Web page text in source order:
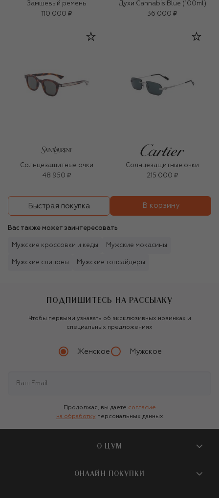
Замшевый ремень
110 000 ₽
Духи Cannabis Blue (100ml)
36 000 ₽
Солнцезащитные очки
48 950 ₽
Солнцезащитные очки
215 000 ₽
Быстрая покупка В корзину
Вас также может заинтересовать
Мужские кроссовки и кеды Мужские мокасины
Мужские слипоны Мужские топсайдеры
ПОДПИШИТЕСЬ НА РАССЫЛКУ
Чтобы первыми узнавать об эксклюзивных новинках и
специальных предложениях
Женское Мужское
Продолжая, вы даете согласие
на обработку персональных данных
О ЦУМ
О магазине
ОНЛАЙН ПОКУПКИ